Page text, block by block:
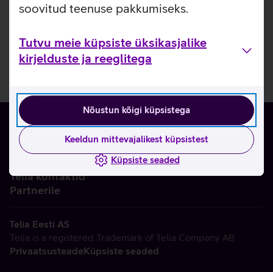
soovitud teenuse pakkumiseks.
Tutvu meie küpsiste üksikasjalike
kirjelduste ja reeglitega
Nõustun kõigi küpsistega
Keeldun mittevajalikest küpsistest
Küpsiste seaded
Telia kontaktid
Partnerile
Telia Eesti AS
Telia is a registered Trademark of Telia Company AB
PrivaatsusteadeKüpsiste seaded